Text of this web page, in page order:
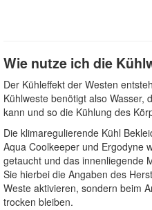
Wie nutze ich die
Der Kühleffekt der Westen
Kühlweste benötigt also Wasser,
kann und so die Kühlung des
Die klimaregulierende Kühl
Aqua Coolkeeper und Ergodyne
getaucht und das innenliegende
Sie hierbei die Angaben des
Weste aktivieren, sondern beim
trocken bleiben.